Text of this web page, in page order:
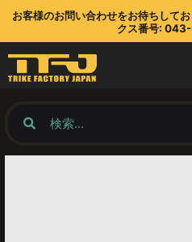
お客様のお問い合わせをお待ちし
クス番号: